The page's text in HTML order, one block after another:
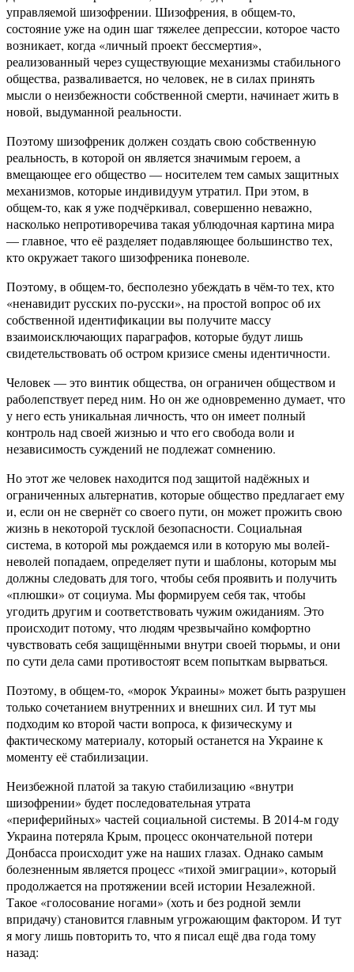
управляемой шизофрении. Шизофрения, в общем-то,
состояние уже на один шаг тяжелее депрессии, которое часто
возникает, когда «личный проект бессмертия»,
реализованный через существующие механизмы стабильного
общества, разваливается, но человек, не в силах принять
мысли о неизбежности собственной смерти, начинает жить в
новой, выдуманной реальности.
Поэтому шизофреник должен создать свою собственную
реальность, в которой он является значимым героем, а
вмещающее его общество — носителем тем самых защитных
механизмов, которые индивидуум утратил. При этом, в
общем-то, как я уже подчёркивал, совершенно неважно,
насколько непротиворечива такая ублюдочная картина мира
— главное, что её разделяет подавляющее большинство тех,
кто окружает такого шизофреника поневоле.
Поэтому, в общем-то, бесполезно убеждать в чём-то тех, кто
«ненавидит русских по-русски», на простой вопрос об их
собственной идентификации вы получите массу
взаимоисключающих параграфов, которые будут лишь
свидетельствовать об остром кризисе смены идентичности.
Человек — это винтик общества, он ограничен обществом и
раболепствует перед ним. Но он же одновременно думает, что
у него есть уникальная личность, что он имеет полный
контроль над своей жизнью и что его свобода воли и
независимость суждений не подлежат сомнению.
Но этот же человек находится под защитой надёжных и
ограниченных альтернатив, которые общество предлагает ему
и, если он не свернёт со своего пути, он может прожить свою
жизнь в некоторой тусклой безопасности. Социальная
система, в которой мы рождаемся или в которую мы волей-
неволей попадаем, определяет пути и шаблоны, которым мы
должны следовать для того, чтобы себя проявить и получить
«плюшки» от социума. Мы формируем себя так, чтобы
угодить другим и соответствовать чужим ожиданиям. Это
происходит потому, что людям чрезвычайно комфортно
чувствовать себя защищёнными внутри своей тюрьмы, и они
по сути дела сами противостоят всем попыткам вырваться.
Поэтому, в общем-то, «морок Украины» может быть разрушен
только сочетанием внутренних и внешних сил. И тут мы
подходим ко второй части вопроса, к физическуму и
фактическому материалу, который останется на Украине к
моменту её стабилизации.
Неизбежной платой за такую стабилизацию «внутри
шизофрении» будет последовательная утрата
«периферийных» частей социальной системы. В 2014-м году
Украина потеряла Крым, процесс окончательной потери
Донбасса происходит уже на наших глазах. Однако самым
болезненным является процесс «тихой эмиграции», который
продолжается на протяжении всей истории Незалежной.
Такое «голосование ногами» (хоть и без родной земли
впридачу) становится главным угрожающим фактором. И тут
я могу лишь повторить то, что я писал ещё два года тому
назад: